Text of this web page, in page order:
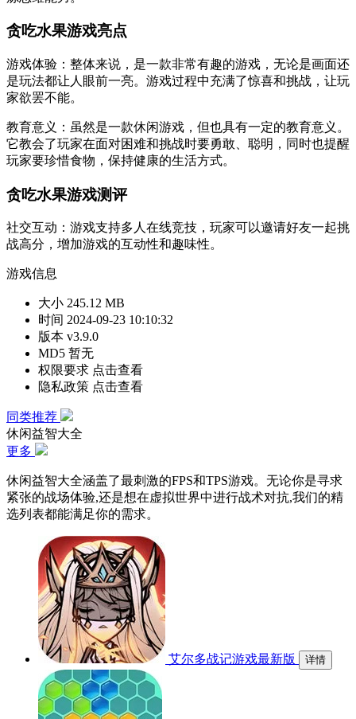
贪吃水果游戏亮点
游戏体验：整体来说，是一款非常有趣的游戏，无论是画面还
是玩法都让人眼前一亮。游戏过程中充满了惊喜和挑战，让玩
家欲罢不能。
教育意义：虽然是一款休闲游戏，但也具有一定的教育意义。
它教会了玩家在面对困难和挑战时要勇敢、聪明，同时也提醒
玩家要珍惜食物，保持健康的生活方式。
贪吃水果游戏测评
社交互动：游戏支持多人在线竞技，玩家可以邀请好友一起挑
战高分，增加游戏的互动性和趣味性。
游戏信息
大小 245.12 MB
时间 2024-09-23 10:10:32
版本 v3.9.0
MD5 暂无
权限要求 点击查看
隐私政策 点击查看
同类推荐
休闲益智大全
更多
休闲益智大全涵盖了最刺激的FPS和TPS游戏。无论你是寻求
紧张的战场体验,还是想在虚拟世界中进行战术对抗,我们的精
选列表都能满足你的需求。
艾尔多战记游戏最新版 详情